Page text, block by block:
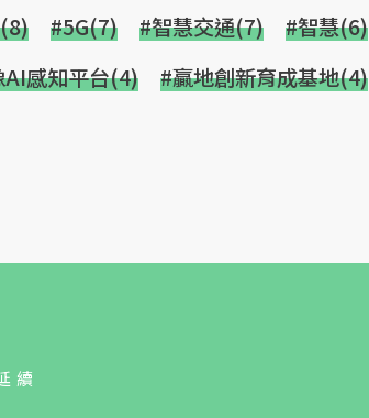
#5G(7) #智慧交通(7) #智慧(6)
感知平台(4) #贏地創新育成基地(4)
續